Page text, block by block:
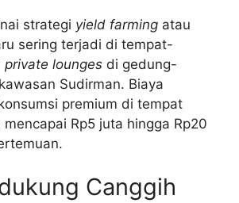
strategi yield farming atau
sering terjadi di tempat-
private lounges di gedung-
Sudirman. Biaya
premium di tempat
Rp5 juta hingga Rp20
Canggih